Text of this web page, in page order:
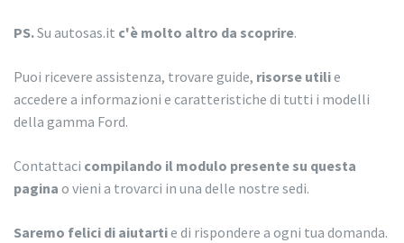
PS.Su autosas.it c'è molto altro da scoprire.
Puoi ricevere assistenza, trovare guide, risorse utilie
accedere a informazioni e caratteristiche di tutti i modelli
della gamma Ford.
Contattaci compilando il modulo presente su questa
pagina o vieni a trovarci in una delle nostre sedi.
Saremo felici di aiutartie di rispondere a ogni tua domanda.